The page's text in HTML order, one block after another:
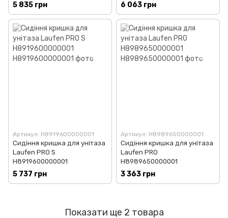
5 835 грн 6 063 грн
Артикул: H8919600000001
Сидіння кришка для унітаза
Laufen PRO S
H8919600000001
5 737 грн
Артикул: H8989650000001
Сидіння кришка для унітаза
Laufen PRO
H8989650000001
3 363 грн
Показати ще 2 товара